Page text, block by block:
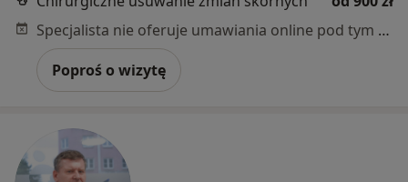
Specjalista nie oferuje umawiania online pod tym adresem.
Poproś o wizytę